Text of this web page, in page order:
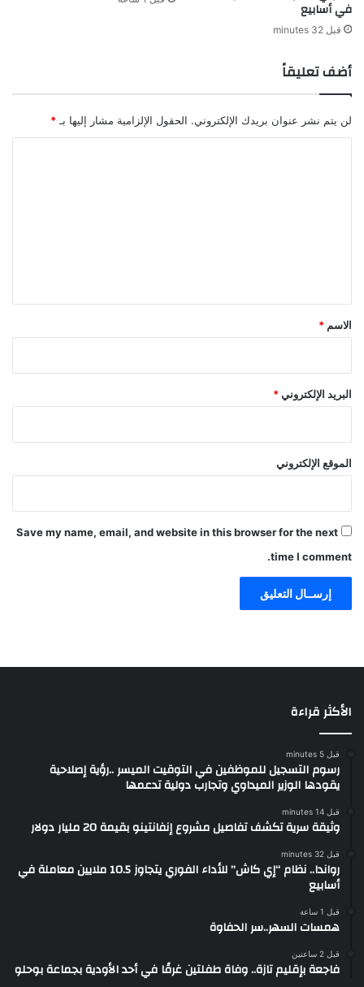
في أسابيع
قبل 32 minutes
أضف تعليقاً
لن يتم نشر عنوان بريدك الإلكتروني. الحقول الإلزامية مشار إليها بـ*
*
الاسم *
البريد الإلكتروني*
الموقع الإلكتروني
Save my name, email, and website in this browser for the next
time I comment.
الأكثر قراءة
قبل 5 minutes
رسوم التسجيل للموظفين في التوقيت الميسر ..رؤية إصلاحية
يقودها الوزير الميداوي وتجارب دولية تدعمها
قبل 14 minutes
وثيقة سرية تكشف تفاصيل مشروع إنفانتينو بقيمة 20 مليار دولار
قبل 32 minutes
رواندا.. نظام “إي كاش” للأداء الفوري يتجاوز 10.5 ملايين معاملة في
أسابيع
قبل 1 ساعة
همسات السهر..سر الحفاوة
قبل 2 ساعتين
فاجعة بإقليم تازة.. وفاة طفلتين غرقًا في أحد الأودية بجماعة بوحلو